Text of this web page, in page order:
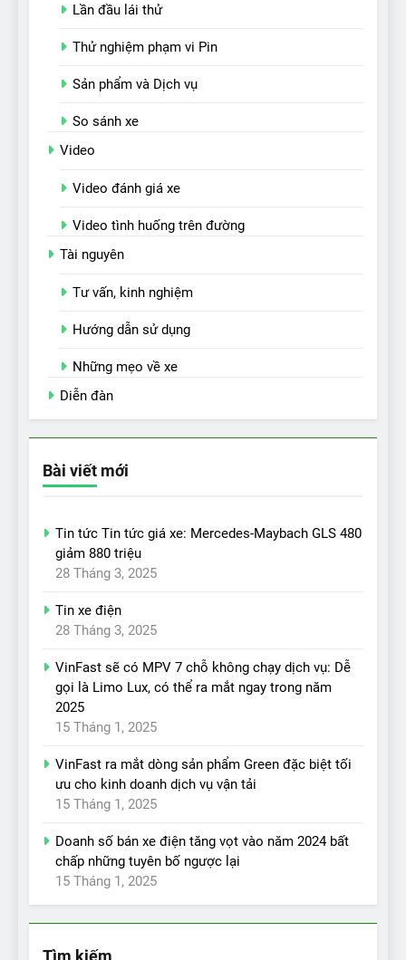
Lần đầu lái thử
Thử nghiệm phạm vi Pin
Sản phẩm và Dịch vụ
So sánh xe
Video
Video đánh giá xe
Video tình huống trên đường
Tài nguyên
Tư vấn, kinh nghiệm
Hướng dẫn sử dụng
Những mẹo về xe
Diễn đàn
Bài viết mới
Tin tức Tin tức giá xe: Mercedes-Maybach GLS 480
giảm 880 triệu
28 Tháng 3, 2025
Tin xe điện
28 Tháng 3, 2025
VinFast sẽ có MPV 7 chỗ không chạy dịch vụ: Dễ
gọi là Limo Lux, có thể ra mắt ngay trong năm
2025
15 Tháng 1, 2025
VinFast ra mắt dòng sản phẩm Green đặc biệt tối
ưu cho kinh doanh dịch vụ vận tải
15 Tháng 1, 2025
Doanh số bán xe điện tăng vọt vào năm 2024 bất
chấp những tuyên bố ngược lại
15 Tháng 1, 2025
Tìm kiếm